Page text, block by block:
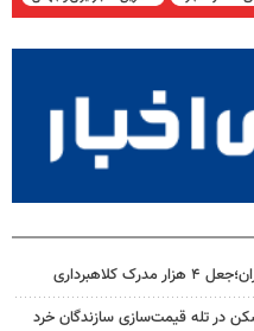
کلاهبرداری
در تله قیمت‌سازی سازندگان خرد